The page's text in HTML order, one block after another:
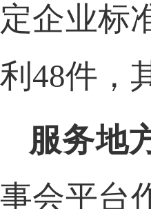
定企业标
利 48件，
服务地
事会平台